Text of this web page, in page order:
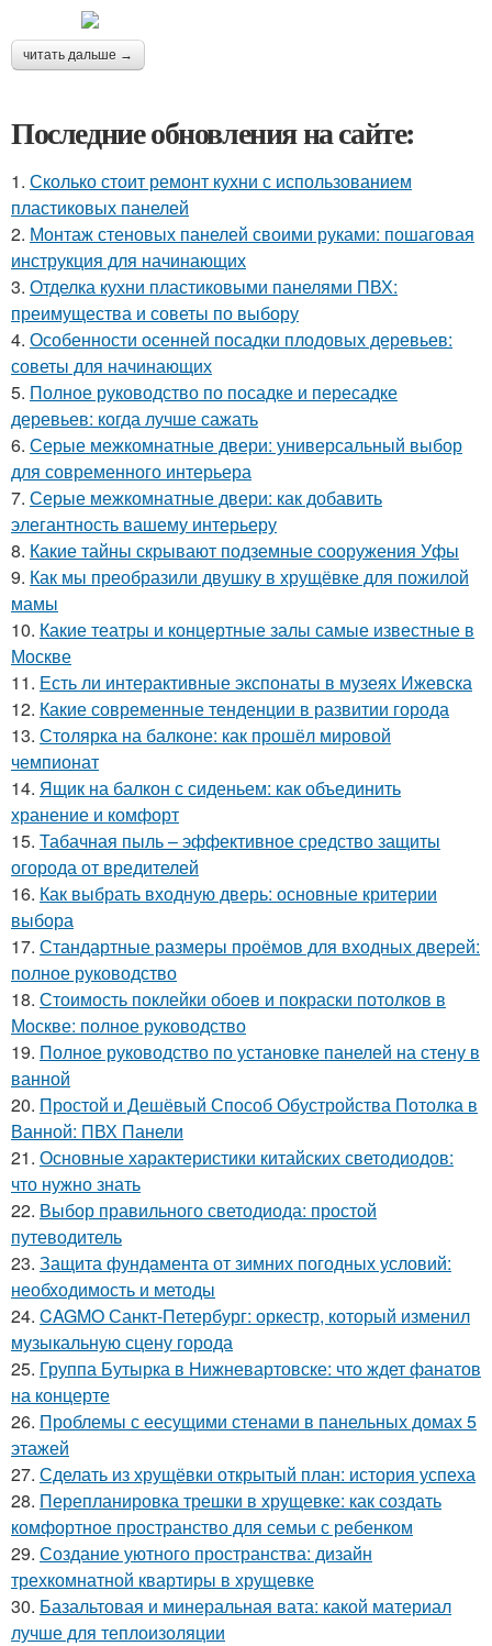
читать дальше →
Последние обновления на сайте:
1. Сколько стоит ремонт кухни с использованием
пластиковых панелей
2. Монтаж стеновых панелей своими руками: пошаговая
инструкция для начинающих
3. Отделка кухни пластиковыми панелями ПВХ:
преимущества и советы по выбору
4. Особенности осенней посадки плодовых деревьев:
советы для начинающих
5. Полное руководство по посадке и пересадке
деревьев: когда лучше сажать
6. Серые межкомнатные двери: универсальный выбор
для современного интерьера
7. Серые межкомнатные двери: как добавить
элегантность вашему интерьеру
8. Какие тайны скрывают подземные сооружения Уфы
9. Как мы преобразили двушку в хрущёвке для пожилой
мамы
10. Какие театры и концертные залы самые известные в
Москве
11. Есть ли интерактивные экспонаты в музеях Ижевска
12. Какие современные тенденции в развитии города
13. Столярка на балконе: как прошёл мировой
чемпионат
14. Ящик на балкон с сиденьем: как объединить
хранение и комфорт
15. Табачная пыль – эффективное средство защиты
огорода от вредителей
16. Как выбрать входную дверь: основные критерии
выбора
17. Стандартные размеры проёмов для входных дверей:
полное руководство
18. Стоимость поклейки обоев и покраски потолков в
Москве: полное руководство
19. Полное руководство по установке панелей на стену в
ванной
20. Простой и Дешёвый Способ Обустройства Потолка в
Ванной: ПВХ Панели
21. Основные характеристики китайских светодиодов:
что нужно знать
22. Выбор правильного светодиода: простой
путеводитель
23. Защита фундамента от зимних погодных условий:
необходимость и методы
24. CAGMO Санкт-Петербург: оркестр, который изменил
музыкальную сцену города
25. Группа Бутырка в Нижневартовске: что ждет фанатов
на концерте
26. Проблемы с еесущими стенами в панельных домах 5
этажей
27. Сделать из хрущёвки открытый план: история успеха
28. Перепланировка трешки в хрущевке: как создать
комфортное пространство для семьи с ребенком
29. Создание уютного пространства: дизайн
трехкомнатной квартиры в хрущевке
30. Базальтовая и минеральная вата: какой материал
лучше для теплоизоляции